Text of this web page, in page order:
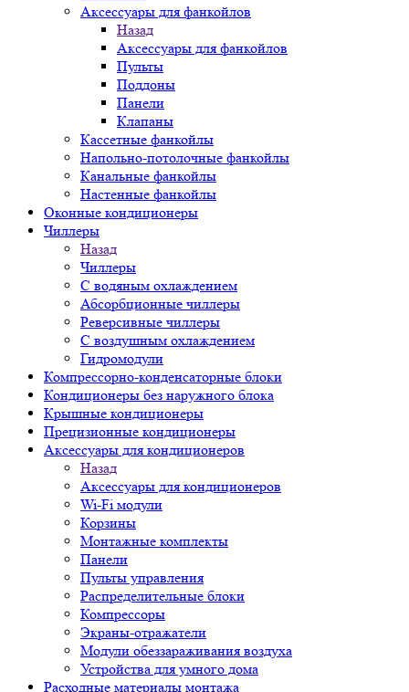
Аксессуары для фанкойлов
Назад
Аксессуары для фанкойлов
Пульты
Поддоны
Панели
Клапаны
Кассетные фанкойлы
Напольно-потолочные фанкойлы
Канальные фанкойлы
Настенные фанкойлы
Оконные кондиционеры
Чиллеры
Назад
Чиллеры
С водяным охлаждением
Абсорбционные чиллеры
Реверсивные чиллеры
С воздушным охлаждением
Гидромодули
Компрессорно-конденсаторные блоки
Кондиционеры без наружного блока
Крышные кондиционеры
Прецизионные кондиционеры
Аксессуары для кондиционеров
Назад
Аксессуары для кондиционеров
Wi-Fi модули
Корзины
Монтажные комплекты
Панели
Пульты управления
Распределительные блоки
Компрессоры
Экраны-отражатели
Модули обеззараживания воздуха
Устройства для умного дома
Расходные материалы монтажа